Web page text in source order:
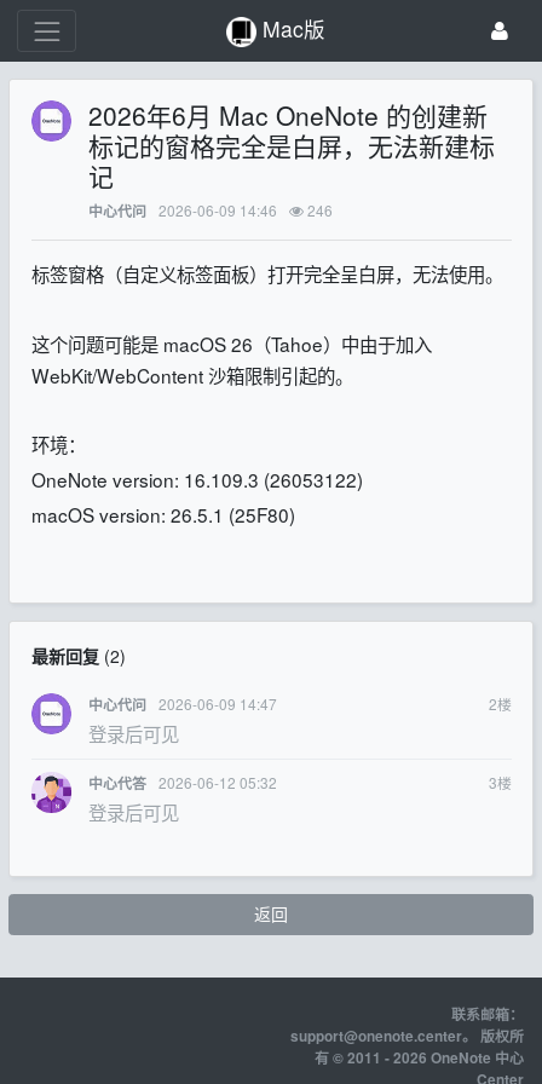
Mac版
2026年6月 Mac OneNote 的创建新
标记的窗格完全是白屏，无法新建标
记
中心代问 2026-06-09 14:46 246
标签窗格（自定义标签面板）打开完全呈白屏，无法使用。
这个问题可能是 macOS 26（Tahoe）中由于加入
WebKit/WebContent 沙箱限制引起的。
环境：
OneNote version: 16.109.3 (26053122)
macOS version: 26.5.1 (25F80)
最新回复(2)
中心代问 2026-06-09 14:47 2楼
登录后可见
中心代答 2026-06-12 05:32 3楼
登录后可见
返回
联系邮箱：
support@onenote.center。 版权所
有 © 2011 - 2026 OneNote 中心
Center